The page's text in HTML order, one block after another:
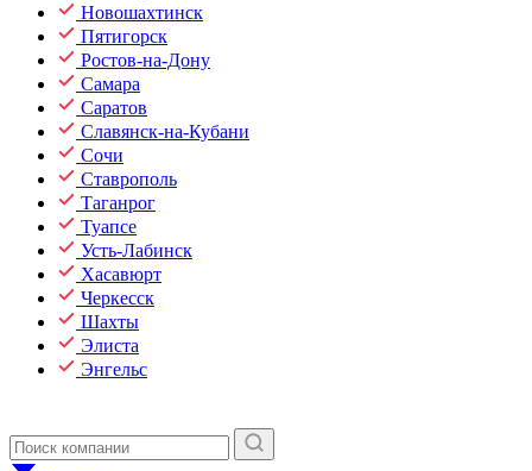
Новошахтинск
Пятигорск
Ростов-на-Дону
Самара
Саратов
Славянск-на-Кубани
Сочи
Ставрополь
Таганрог
Туапсе
Усть-Лабинск
Хасавюрт
Черкесск
Шахты
Элиста
Энгельс